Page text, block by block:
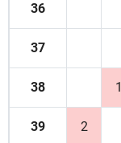
36
37
38 1
39 2